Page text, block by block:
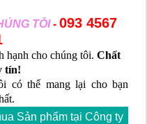
TÔI- 093 4567
hạnh cho chúng tôi. Chất
tín!
có thể mang lại cho bạn
Sản phẩm tại Công ty